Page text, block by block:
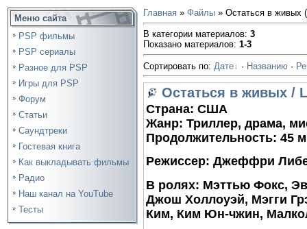
Меню сайта
PSP фильмы
PSP сериалы
Разное для PSP
Игры для PSP
Форум
Статьи
Саундтреки
Гостевая книга
Как выкладывать фильмы
Радио
Наш канал на YouTube
Тесты
Главная » Файлы » Остаться в живых
В категории материалов: 3
Показано материалов: 1-3
Сортировать по: Дате · Названию ·
Остаться в живых /
Страна: США
Жанр: Триллер, драма,
Продолжительность: 45
Режиссер: Джеффри
В ролях: Мэттью Фокс,
Джош Холлоуэй, Мэгги
Ким, Ким Юн-чжин,